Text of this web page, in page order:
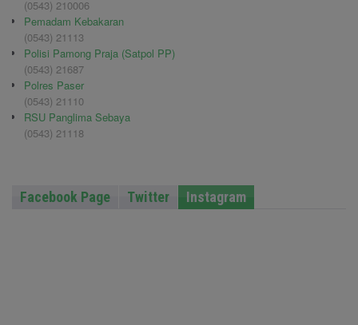
(0543) 210006
Pemadam Kebakaran
(0543) 21113
Polisi Pamong Praja (Satpol PP)
(0543) 21687
Polres Paser
(0543) 21110
RSU Panglima Sebaya
(0543) 21118
Facebook Page Twitter Instagram